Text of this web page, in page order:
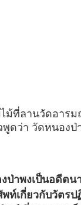
ไม้ที่ลานวัดอาร
พูดว่า วัดหนองป่
ป่าพงเป็นอดีต
ท์เกี่ยวกับวัตร